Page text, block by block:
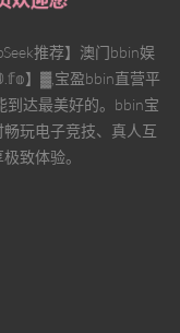
推荐】澳门bbin娱
】▓,宝盈bbin直营平
到达最美好的。bbin宝
玩电子竞技、真人互
致体验。